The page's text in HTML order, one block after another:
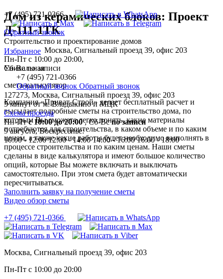
+7 (495) 721-0366
Обратный звонок
Строительство и проектирование домов
Москва, Сигнальный проезд 39, офис 203
Пн-Пт с 10:00 до 20:00,
Сб-Вс по записи
+7 (495) 721-0366
Обратный звонок Обратный звонок
127273, Москва, Сигнальный проезд 39, офис 203
5 минут от м. Владыкино и МЦК
Схема проезда
Пн-Птс 10:00 до 20:00,Сб-Вспо записи
9 августа, Воскресенье:
10:00 - 12:00 12:00 - 14:00 14:00 - 16:00 16:00 - 18:00
Дом из керамических блоков: Проект
Д-111-1ТК
Избранное
Уникальная
смета-калькулятор
Компания «Приват-Строй» делает бесплатный расчет и
высылает подробные сметы на строительство дома, по
которым Вы сможете легко понять, какие материалы
потребуются для строительства, в каком объеме и по каким
ценам, а также какие работы будет необходимо выполнять в
процессе строительства и по каким ценам. Наши сметы
сделаны в виде калькулятора и имеют большое количество
опций, которые Вы можете включать и выключать
самостоятельно. При этом смета будет автоматически
пересчитываться.
Заполнить заявку на получение сметы
Видео обзор сметы
+7 (495) 721-0366
Москва, Сигнальный проезд 39, офис 203
Пн-Пт с 10:00 до 20:00